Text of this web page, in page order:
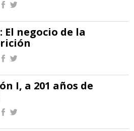
El negocio de la
I, a 201 años de